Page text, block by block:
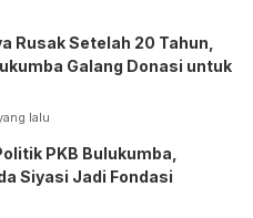
Rusak Setelah 20 Tahun,
Galang Donasi untuk
lalu
PKB Bulukumba,
Siyasi Jadi Fondasi